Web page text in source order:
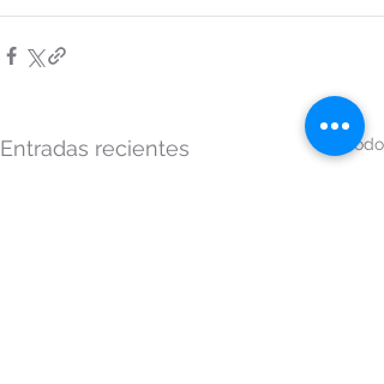
Entradas recientes Ver todo